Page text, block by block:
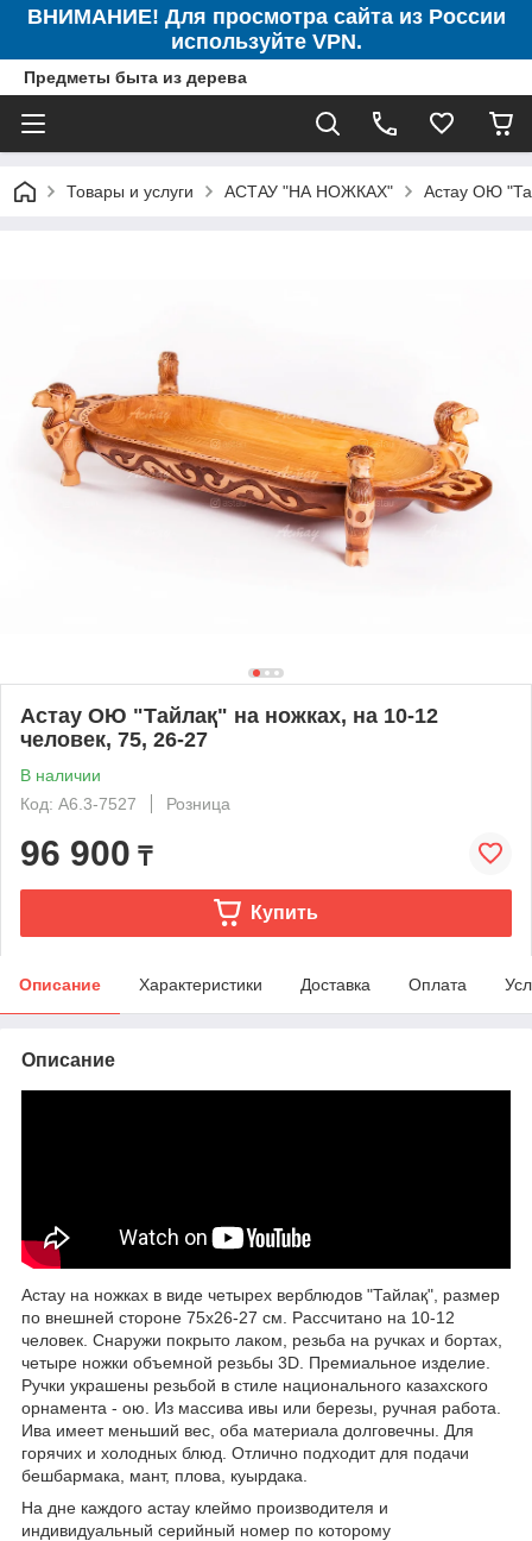
ВНИМАНИЕ! Для просмотра сайта из России
используйте VPN.
Предметы быта из дерева
Товары и услуги АСТАУ "НА НОЖКАХ" Астау ОЮ
Астау ОЮ "Тайлақ" на ножках, на 10-12
человек, 75, 26-27
В наличии
Код: А6.3-7527
Розница
96 900 ₸
Купить
Описание Характеристики Доставка Оплата
Описание
Астау на ножках в виде четырех верблюдов "Тайлақ", размер
по внешней стороне 75х26-27 см. Рассчитано на 10-12
человек. Снаружи покрыто лаком, резьба на ручках и бортах,
четыре ножки объемной резьбы 3D. Премиальное изделие.
Ручки украшены резьбой в стиле национального казахского
орнамента - ою. Из массива ивы или березы, ручная работа.
Ива имеет меньший вес, оба материала долговечны. Для
горячих и холодных блюд. Отлично подходит для подачи
бешбармака, мант, плова, куырдака.
На дне каждого астау клеймо производителя и
индивидуальный серийный номер по которому